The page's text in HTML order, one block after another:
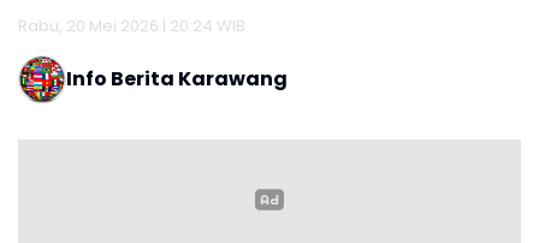
Rabu, 20 Mei 2026 | 20:24 WIB
Info Berita Karawang